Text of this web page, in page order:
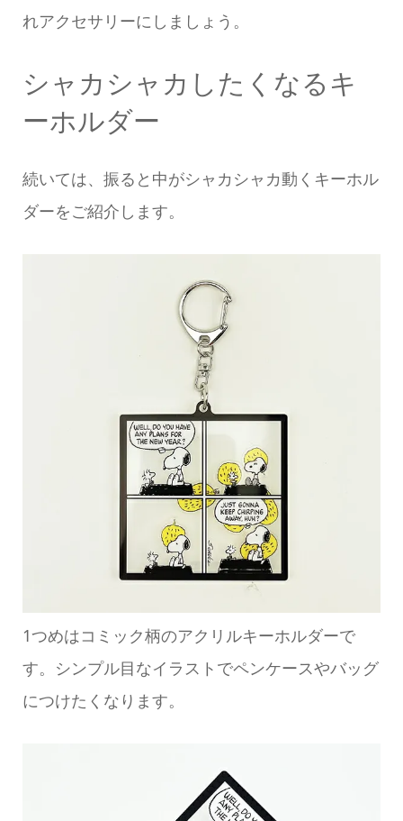
れアクセサリーにしましょう。
シャカシャカしたくなるキ
ーホルダー
続いては、振ると中がシャカシャカ動くキーホル
ダーをご紹介します。
1つめはコミック柄のアクリルキーホルダーで
す。シンプル目なイラストでペンケースやバッグ
につけたくなります。